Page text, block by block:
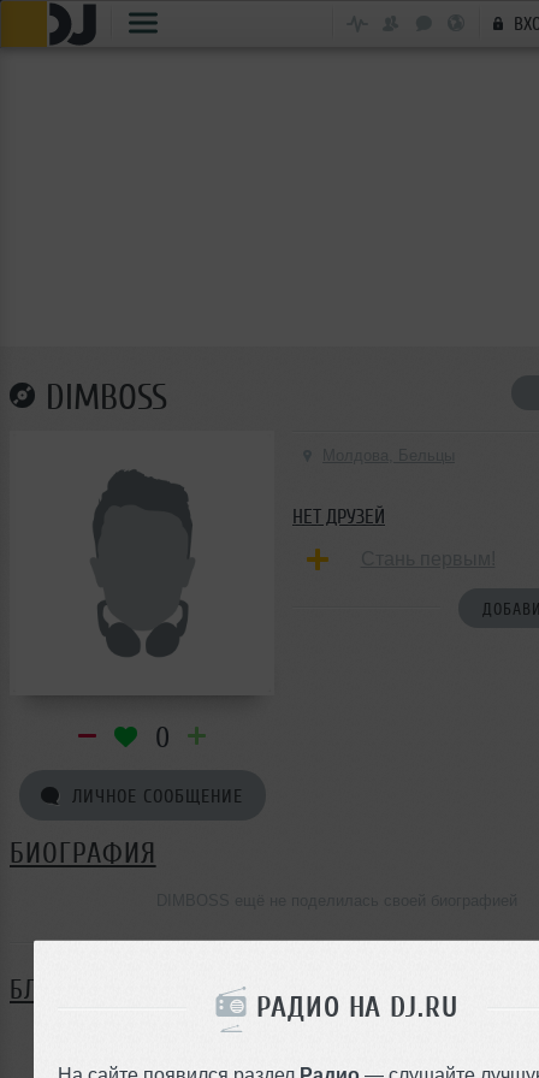
РАДИО НА DJ.RU
На сайте появился раздел Радио — слушайте
DIMBOSS
0
ЛИЧНОЕ СООБЩЕНИЕ
НЕТ ДРУЗЕЙ
БИОГРАФИЯ
БЛОГ